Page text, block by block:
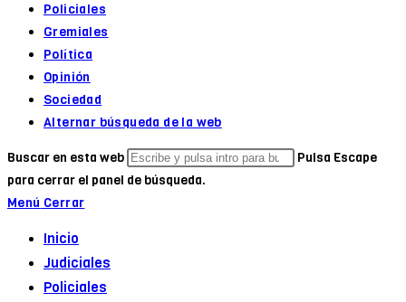
Policiales
Gremiales
Política
Opinión
Sociedad
Alternar búsqueda de la web
Buscar en esta web
Pulsa Escape
para cerrar el panel de búsqueda.
Menú Cerrar
Inicio
Judiciales
Policiales